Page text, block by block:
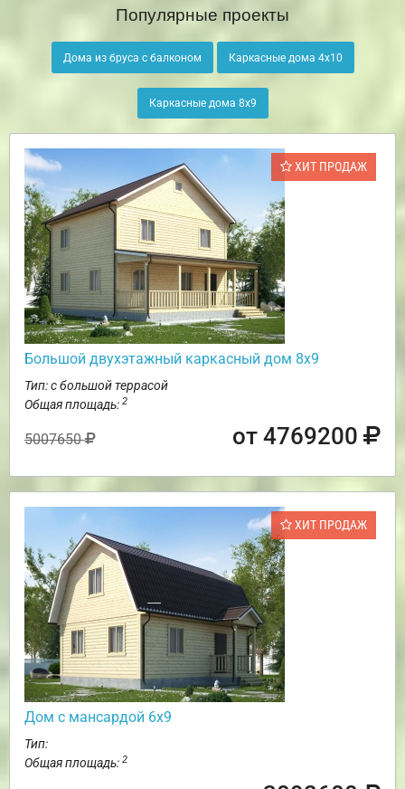
Популярные проекты
Дома из бруса с балконом Каркасные дома 4х10
Каркасные дома 8х9
ХИТ ПРОДАЖ
Большой двухэтажный каркасный дом 8х9
Тип: с большой террасой
Общая площадь: 2
5007650 от 4769200
ХИТ ПРОДАЖ
Дом с мансардой 6х9
Тип:
Общая площадь: 2